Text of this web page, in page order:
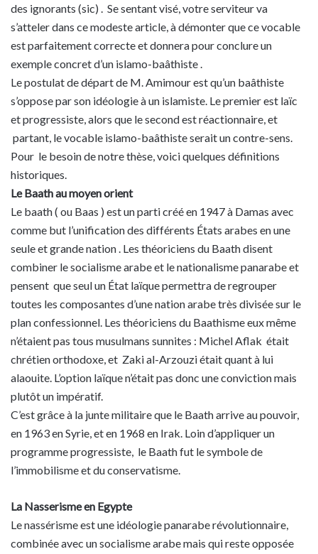
des ignorants (sic) . Se sentant visé, votre serviteur va
s’atteler dans ce modeste article, à démonter que ce vocable
est parfaitement correcte et donnera pour conclure un
exemple concret d’un islamo-baâthiste .
Le postulat de départ de M. Amimour est qu’un baâthiste
s’oppose par son idéologie à un islamiste. Le premier est laïc
et progressiste, alors que le second est réactionnaire, et
partant, le vocable islamo-baâthiste serait un contre-sens.
Pour le besoin de notre thèse, voici quelques définitions
historiques.
Le Baath au moyen orient
Le baath ( ou Baas ) est un parti créé en 1947 à Damas avec
comme but l’unification des différents États arabes en une
seule et grande nation . Les théoriciens du Baath disent
combiner le socialisme arabe et le nationalisme panarabe et
pensent que seul un État laïque permettra de regrouper
toutes les composantes d’une nation arabe très divisée sur le
plan confessionnel. Les théoriciens du Baathisme eux même
n’étaient pas tous musulmans sunnites : Michel Aflak était
chrétien orthodoxe, et Zaki al-Arzouzi était quant à lui
alaouite. L’option laïque n’était pas donc une conviction mais
plutôt un impératif.
C’est grâce à la junte militaire que le Baath arrive au pouvoir,
en 1963 en Syrie, et en 1968 en Irak. Loin d’appliquer un
programme progressiste, le Baath fut le symbole de
l’immobilisme et du conservatisme.
La Nasserisme en Egypte
Le nassérisme est une idéologie panarabe révolutionnaire,
combinée avec un socialisme arabe mais qui reste opposée